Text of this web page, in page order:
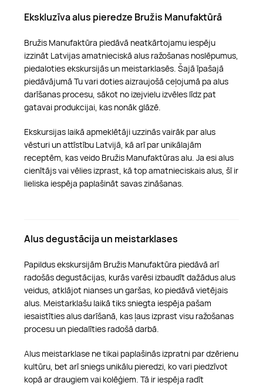
Ekskluzīva alus pieredze Bružis Manufaktūrā
Bružis Manufaktūra piedāvā neatkārtojamu iespēju
izzināt Latvijas amatnieciskā alus ražošanas noslēpumus,
piedaloties ekskursijās un meistarklasēs. Šajā īpašajā
piedāvājumā Tu vari doties aizraujošā ceļojumā pa alus
darīšanas procesu, sākot no izejvielu izvēles līdz pat
gatavai produkcijai, kas nonāk glāzē.
Ekskursijas laikā apmeklētāji uzzinās vairāk par alus
vēsturi un attīstību Latvijā, kā arī par unikālajām
receptēm, kas veido Bružis Manufaktūras alu. Ja esi alus
cienītājs vai vēlies izprast, kā top amatnieciskais alus, šī ir
lieliska iespēja paplašināt savas zināšanas.
Alus degustācija un meistarklases
Papildus ekskursijām Bružis Manufaktūra piedāvā arī
radošās degustācijas, kurās varēsi izbaudīt dažādus alus
veidus, atklājot nianses un garšas, ko piedāvā vietējais
alus. Meistarklašu laikā tiks sniegta iespēja pašam
iesaistīties alus darīšanā, kas ļaus izprast visu ražošanas
procesu un piedalīties radošā darbā.
Alus meistarklase ne tikai paplašinās izpratni par dzērienu
kultūru, bet arī sniegs unikālu pieredzi, ko vari piedzīvot
kopā ar draugiem vai kolēģiem. Tā ir iespēja radīt